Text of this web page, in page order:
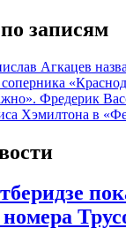
записям
Агкацев
Фредерик
Хэмилтона в